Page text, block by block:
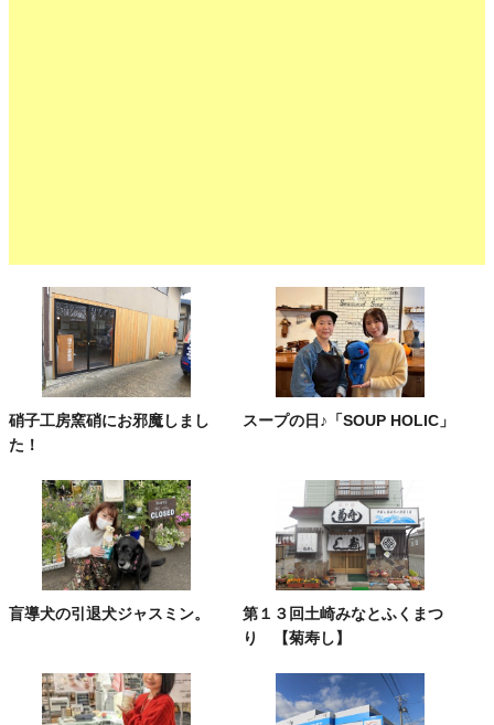
硝子工房窯硝にお邪魔しまし
た！
スープの日♪「SOUP HOLIC」
盲導犬の引退犬ジャスミン。
第１３回土崎みなとふくまつ
り 【菊寿し】